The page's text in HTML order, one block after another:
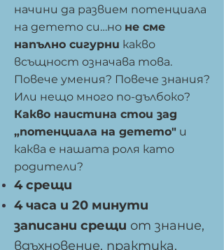
начини да развием потенциала
на детето си…но не сме
напълно сигурни какво
всъщност означава това.
Повече умения? Повече знания?
Или нещо много по-дълбоко?
Какво наистина стои зад
„потенциала на детето" и
каква е нашата роля като
родители?
4 срещи
4 часа и 20 минути
записани срещи от знание,
вдъхновение, практика,